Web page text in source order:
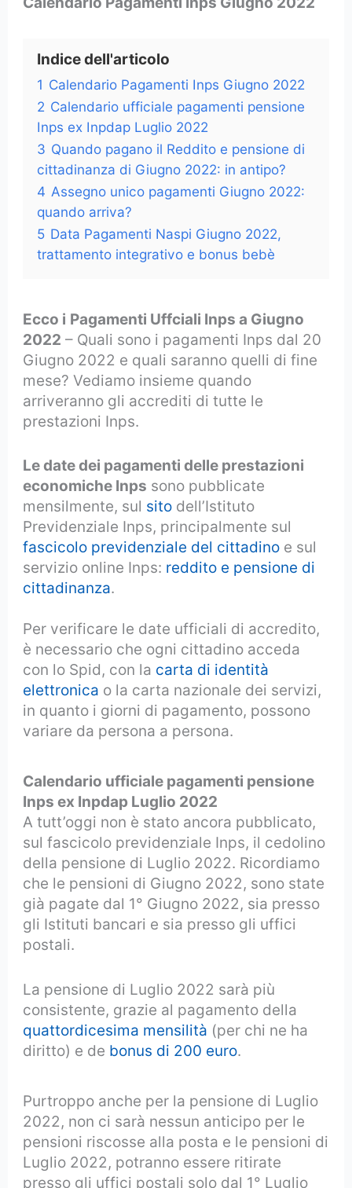
Indice dell'articolo
1 Calendario Pagamenti Inps Giugno 2022
2 Calendario ufficiale pagamenti pensione
Inps ex Inpdap Luglio 2022
3 Quando pagano il Reddito e pensione di
cittadinanza di Giugno 2022: in antipo?
4 Assegno unico pagamenti Giugno 2022:
quando arriva?
5 Data Pagamenti Naspi Giugno 2022,
trattamento integrativo e bonus bebè
Ecco i Pagamenti Uffciali Inps a Giugno
2022 – Quali sono i pagamenti Inps dal 20
Giugno 2022 e quali saranno quelli di fine
mese? Vediamo insieme quando
arriveranno gli accrediti di tutte le
prestazioni Inps.
Le date dei pagamenti delle prestazioni
economiche Inps sono pubblicate
mensilmente, sul sito dell’Istituto
Previdenziale Inps, principalmente sul
fascicolo previdenziale del cittadino e sul
servizio online Inps: reddito e pensione di
cittadinanza.
Per verificare le date ufficiali di accredito,
è necessario che ogni cittadino acceda
con lo Spid, con la carta di identità
elettronica o la carta nazionale dei servizi,
in quanto i giorni di pagamento, possono
variare da persona a persona.
Calendario ufficiale pagamenti pensione
Inps ex Inpdap Luglio 2022
A tutt’oggi non è stato ancora pubblicato,
sul fascicolo previdenziale Inps, il cedolino
della pensione di Luglio 2022. Ricordiamo
che le pensioni di Giugno 2022, sono state
già pagate dal 1° Giugno 2022, sia presso
gli Istituti bancari e sia presso gli uffici
postali.
La pensione di Luglio 2022 sarà più
consistente, grazie al pagamento della
quattordicesima mensilità (per chi ne ha
diritto) e de bonus di 200 euro.
Purtroppo anche per la pensione di Luglio
2022, non ci sarà nessun anticipo per le
pensioni riscosse alla posta e le pensioni di
Luglio 2022, potranno essere ritirate
presso gli uffici postali solo dal 1° Luglio